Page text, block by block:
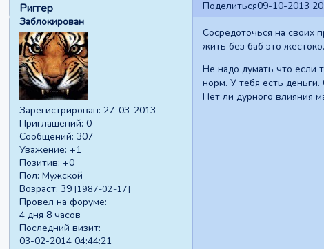
Поделиться09-10-2013
Риггер
Заблокирован
Зарегистрирован: 27-03-2013
Приглашений: 0
Сообщений: 307
Уважение: +1
Позитив: +0
Пол: Мужской
Возраст: 39 [1987-02-17]
Провел на форуме:
4 дня 8 часов
Последний визит:
03-02-2014 04:44:21
Сосредоточься на своих
жить без баб это жестоко.
Не надо думать что если
норм. У тебя есть
Нет ли дурного влияния